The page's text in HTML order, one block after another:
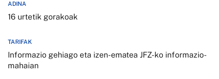
ADINA
16 urtetik gorakoak
TARIFAK
Informazio gehiago eta izen-ematea JFZ-ko informazio-
mahaian